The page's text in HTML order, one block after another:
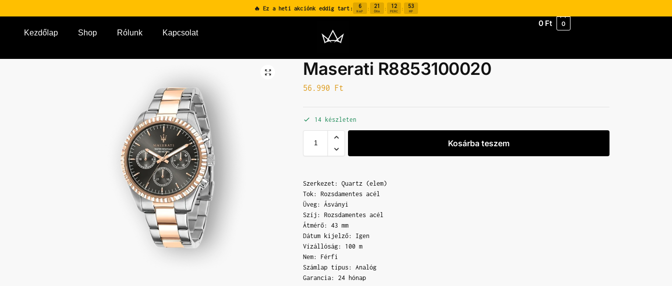
🔥 Ez a heti akciónk eddig tart: 6
NAP : 21
ÓRA : 12
PERC : 52
MP
Kezdőlap Shop Rólunk Kapcsolat
0 Ft 0
Maserati R8853100020
56.990 Ft
14 készleten
Kosárba teszem
Szerkezet: Quartz (elem)
Tok: Rozsdamentes acél
Üveg: Ásványi
Szíj: Rozsdamentes acél
Átmérő: 43 mm
Dátum kijelző: Igen
Vízállóság: 100 m
Nem: Férfi
Számlap típus: Analóg
Garancia: 24 hónap